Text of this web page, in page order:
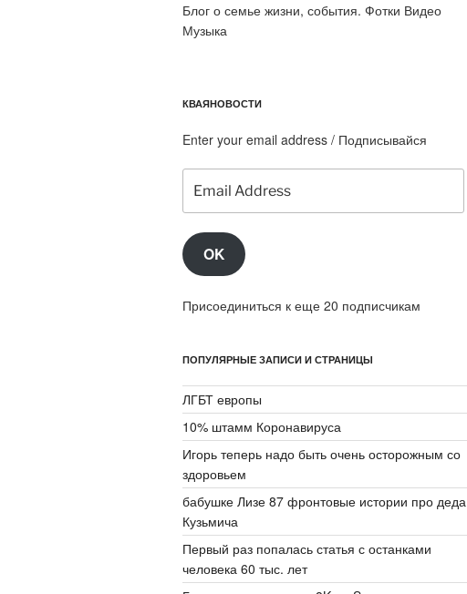
Блог о семье жизни, события. Фотки Видео
Музыка
КВАЯНОВОСТИ
Enter your email address / Подписывайся
Address
OK
Присоединиться к еще 20 подписчикам
ПОПУЛЯРНЫЕ ЗАПИСИ И СТРАНИЦЫ
ЛГБТ европы
10% штамм Коронавируса
Игорь теперь надо быть очень осторожным со
здоровьем
бабушке Лизе 87 фронтовые истории про деда
Кузьмича
Первый раз попалась статья с останками
человека 60 тыс. лет